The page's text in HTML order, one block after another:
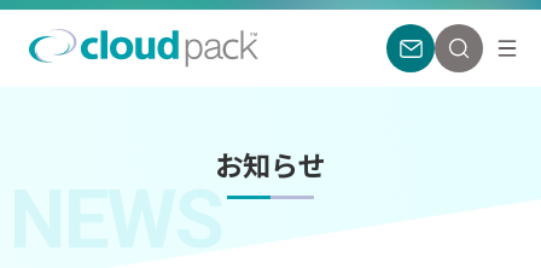
お知らせ
NEWS